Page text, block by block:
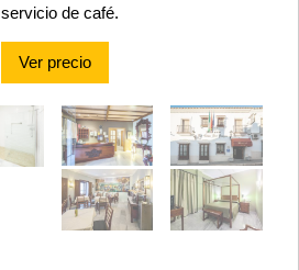
servicio de café.
Ver precio